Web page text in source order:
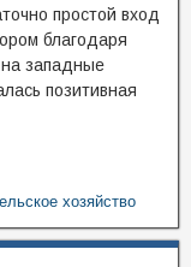
простой вход
благодаря
западные
позитивная
хозяйство